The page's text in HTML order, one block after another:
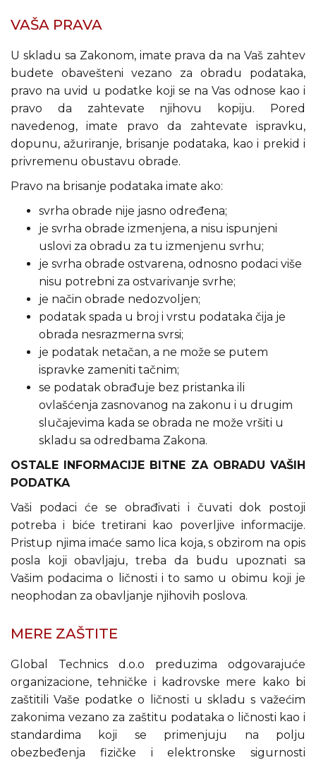
VAŠA PRAVA
U skladu sa Zakonom, imate prava da na Vaš zahtev
budete obavešteni vezano za obradu podataka,
pravo na uvid u podatke koji se na Vas odnose kao i
pravo da zahtevate njihovu kopiju. Pored
navedenog, imate pravo da zahtevate ispravku,
dopunu, ažuriranje, brisanje podataka, kao i prekid i
privremenu obustavu obrade.
Pravo na brisanje podataka imate ako:
svrha obrade nije jasno određena;
je svrha obrade izmenjena, a nisu ispunjeni
uslovi za obradu za tu izmenjenu svrhu;
je svrha obrade ostvarena, odnosno podaci više
nisu potrebni za ostvarivanje svrhe;
je način obrade nedozvoljen;
podatak spada u broj i vrstu podataka čija je
obrada nesrazmerna svrsi;
je podatak netačan, a ne može se putem
ispravke zameniti tačnim;
se podatak obrađuje bez pristanka ili
ovlašćenja zasnovanog na zakonu i u drugim
slučajevima kada se obrada ne može vršiti u
skladu sa odredbama Zakona.
OSTALE INFORMACIJE BITNE ZA OBRADU VAŠIH
PODATKA
Vaši podaci će se obrađivati i čuvati dok postoji
potreba i biće tretirani kao poverljive informacije.
Pristup njima imaće samo lica koja, s obzirom na opis
posla koji obavljaju, treba da budu upoznati sa
Vašim podacima o ličnosti i to samo u obimu koji je
neophodan za obavljanje njihovih poslova.
MERE ZAŠTITE
Global Technics d.o.o preduzima odgovarajuće
organizacione, tehničke i kadrovske mere kako bi
zaštitili Vaše podatke o ličnosti u skladu s važećim
zakonima vezano za zaštitu podataka o ličnosti kao i
standardima koji se primenjuju na polju
obezbeđenja fizičke i elektronske sigurnosti